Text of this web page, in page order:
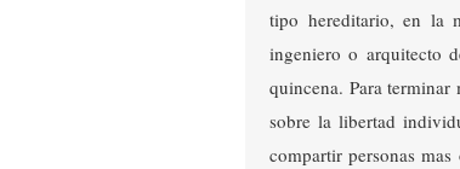
tipo hereditario, en la
ingeniero o arquitecto
quincena. Para
sobre la libertad
compartir personas